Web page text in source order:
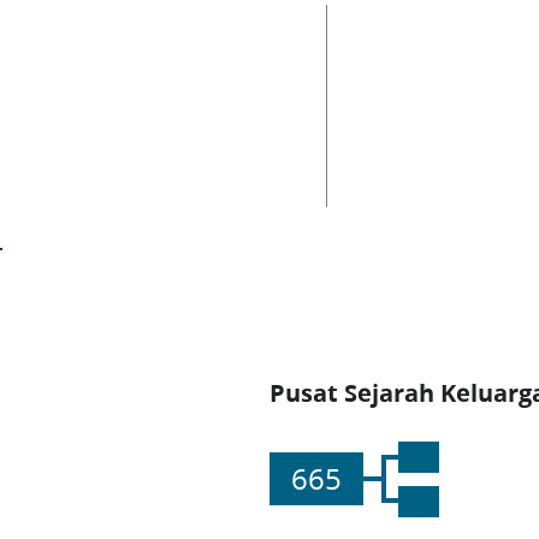
Pusat Sejarah
665